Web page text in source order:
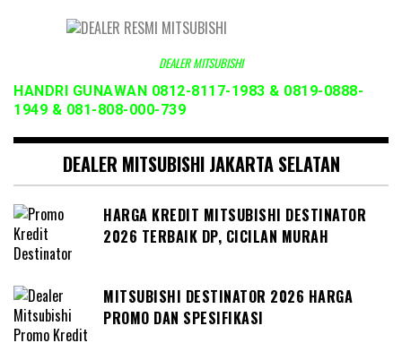
DEALER MITSUBISHI
HANDRI GUNAWAN 0812-8117-1983 & 0819-0888-
1949 & 081-808-000-739
DEALER MITSUBISHI JAKARTA SELATAN
HARGA KREDIT MITSUBISHI DESTINATOR
2026 TERBAIK DP, CICILAN MURAH
MITSUBISHI DESTINATOR 2026 HARGA
PROMO DAN SPESIFIKASI